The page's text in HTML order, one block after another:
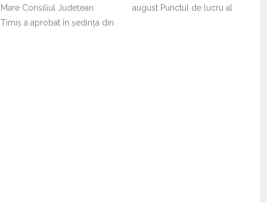
Mare Consiliul Județean
Timiș a aprobat în ședința din
august Punctul de lucru al